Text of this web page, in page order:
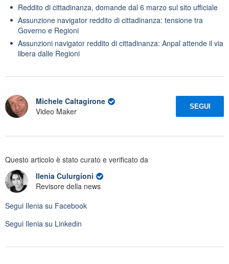
Reddito di cittadinanza, domande dal 6 marzo sul sito ufficiale
Assunzione navigator reddito di cittadinanza: tensione tra
Governo e Regioni
Assunzioni navigator reddito di cittadinanza: Anpal attende il via
libera dalle Regioni
Michele Caltagirone
Video Maker
SEGUI
Questo articolo è stato curato e verificato da
Ilenia Culurgioni
Revisore della news
Segui Ilenia su Facebook
Segui Ilenia su Linkedin